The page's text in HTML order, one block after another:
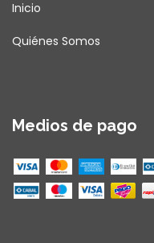
Inicio
Quiénes Somos
Medios de pago